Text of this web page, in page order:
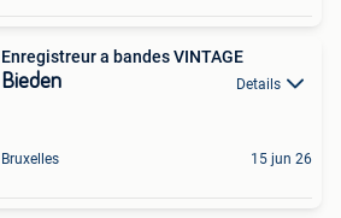
Enregistreur a bandes VINTAGE
Bieden Details
Bruxelles 15 jun 26